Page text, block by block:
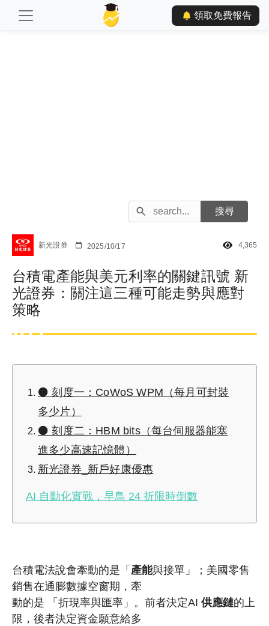
領取免費報告
新光證券 2025/10/17 4,365
台積電產能與美元利率的關鍵訊號 新
光證券：關注這三種可能走勢與應對
策略
⚫ 刻度一：CoWoS WPM（每月可封裝
多少片）
⚫ 刻度二：HBM bits（每台伺服器能塞
進多少高速記憶體）
新光證券_新戶好康優惠
AI 自動化實戰，早鳥 24 折限時倒數
台積電法說會牽動的是「 產能與接單」；美國零售
銷售在通膨數據空窗期，牽
動的是 「折現率與匯率」。前者決定AI 供應鏈的上
限，後者決定資金願意給多